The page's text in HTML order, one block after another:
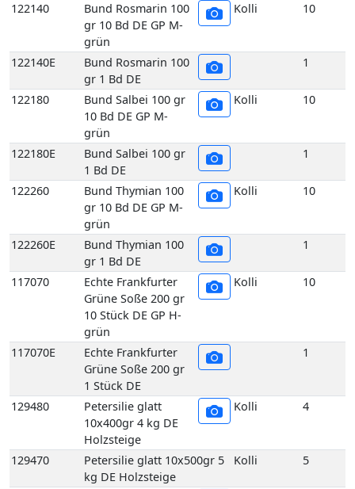
122140
Bund Rosmarin 100
gr 10 Bd DE GP M-
grün
Kolli 10
122140E
Bund Rosmarin 100
gr 1 Bd DE
1
122180
Bund Salbei 100 gr
10 Bd DE GP M-
grün
Kolli 10
122180E
Bund Salbei 100 gr
1 Bd DE
1
122260
Bund Thymian 100
gr 10 Bd DE GP M-
grün
Kolli 10
122260E
Bund Thymian 100
gr 1 Bd DE
1
117070
Echte Frankfurter
Grüne Soße 200 gr
10 Stück DE GP H-
grün
Kolli 10
117070E
Echte Frankfurter
Grüne Soße 200 gr
1 Stück DE
1
129480
Petersilie glatt
10x400gr 4 kg DE
Holzsteige
Kolli 4
129470
Petersilie glatt 10x500gr 5
kg DE Holzsteige
Kolli 5